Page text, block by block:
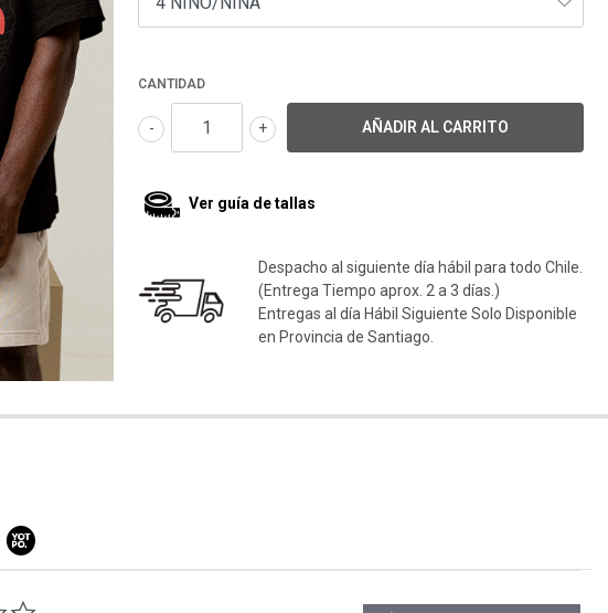
CANTIDAD
+
-
Ver guía de tallas
Despacho al siguiente día hábil para todo Chile.
(Entrega Tiempo aprox. 2 a 3 días.)
Entregas al día Hábil Siguiente Solo Disponible
en Provincia de Santiago.